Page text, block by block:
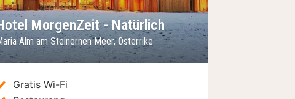
MorgenZeit - Natürlich
Alm am Steinernen Meer, Österrike
Gratis Wi-Fi